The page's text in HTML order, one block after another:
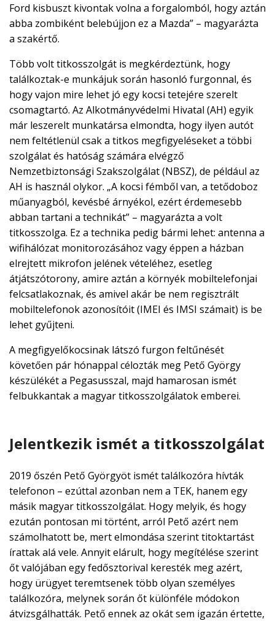
Ford kisbuszt kivontak volna a forgalomból, hogy aztán
abba zombiként belebújjon ez a Mazda” – magyarázta
a szakértő.
Több volt titkosszolgát is megkérdeztünk, hogy
találkoztak-e munkájuk során hasonló furgonnal, és
hogy vajon mire lehet jó egy kocsi tetejére szerelt
csomagtartó. Az Alkotmányvédelmi Hivatal (AH) egyik
már leszerelt munkatársa elmondta, hogy ilyen autót
nem feltétlenül csak a titkos megfigyeléseket a többi
szolgálat és hatóság számára elvégző
Nemzetbiztonsági Szakszolgálat (NBSZ), de például az
AH is használ olykor. „A kocsi fémből van, a tetődoboz
műanyagból, kevésbé árnyékol, ezért érdemesebb
abban tartani a technikát” – magyarázta a volt
titkosszolga. Ez a technika pedig bármi lehet: antenna a
wifihálózat monitorozásához vagy éppen a házban
elrejtett mikrofon jelének vételéhez, esetleg
átjátszótorony, amire aztán a környék mobiltelefonjai
felcsatlakoznak, és amivel akár be nem regisztrált
mobiltelefonok azonosítóit (IMEI és IMSI számait) is be
lehet gyűjteni.
A megfigyelőkocsinak látszó furgon feltűnését
követően pár hónappal célozták meg Pető György
készülékét a Pegasusszal, majd hamarosan ismét
felbukkantak a magyar titkosszolgálatok emberei.
Jelentkezik ismét a titkosszolgálat
2019 őszén Pető Györgyöt ismét találkozóra hívták
telefonon – ezúttal azonban nem a TEK, hanem egy
másik magyar titkosszolgálat. Hogy melyik, és hogy
ezután pontosan mi történt, arról Pető azért nem
számolhatott be, mert elmondása szerint titoktartást
írattak alá vele. Annyit elárult, hogy megítélése szerint
őt valójában egy fedősztorival keresték meg azért,
hogy ürügyet teremtsenek több olyan személyes
találkozóra, melynek során őt különféle módokon
átvizsgálhatták. Pető ennek az okát sem igazán értette,